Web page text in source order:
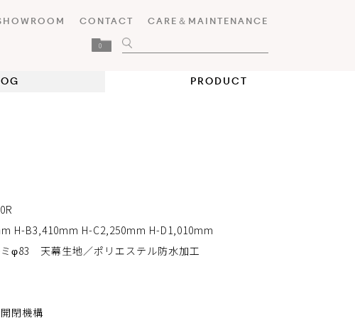
CONTACT CARE＆MAINTENANCE
0
PRODUCT
H-B3,410mm H-C2,250mm H-D1,010mm
φ83 天幕生地／ポリエステル防水加工
閉機構